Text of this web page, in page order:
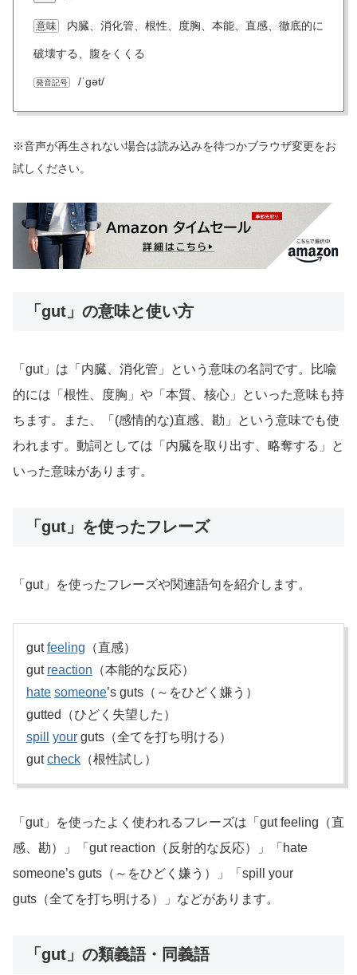
意味 内臓、消化管、根性、度胸、本能、直感、徹底的に
破壊する、腹をくくる
発音記号 /ˈɡət/
※音声が再生されない場合は読み込みを待つかブラウザ変更をお
試しください。
「gut」の意味と使い方
「gut」は「内臓、消化管」という意味の名詞です。比喩
的には「根性、度胸」や「本質、核心」といった意味も持
ちます。また、「(感情的な)直感、勘」という意味でも使
われます。動詞としては「内臓を取り出す、略奪する」と
いった意味があります。
「gut」を使ったフレーズ
「gut」を使ったフレーズや関連語句を紹介します。
gutfeeling （直感）
gut reaction （本能的な反応）
hate someone’s guts（～をひどく嫌う）
gutted（ひどく失望した）
spill
your guts（全てを打ち明ける）
gutcheck （根性試し）
「gut」を使ったよく使われるフレーズは「gut feeling（直
感、勘）」「gut reaction（反射的な反応）」「hate
someone’s guts（～をひどく嫌う）」「spill your
guts（全てを打ち明ける）」などがあります。
「gut」の類義語・同義語